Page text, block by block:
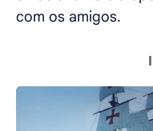
com os amigos.